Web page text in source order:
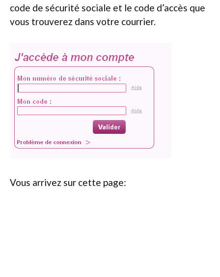
code de sécurité sociale et le code d’accès que
vous trouverez dans votre courrier.
Vous arrivez sur cette page: